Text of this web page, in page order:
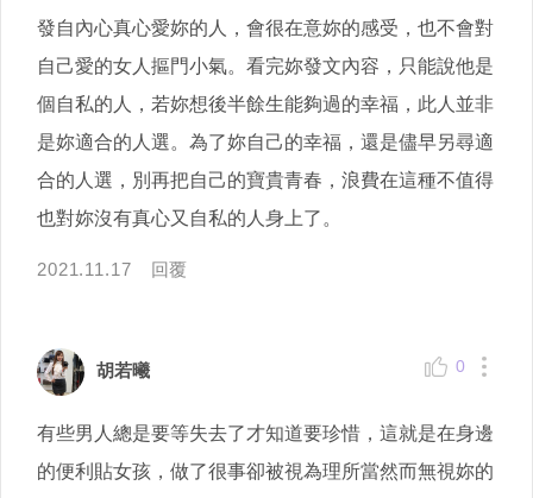
發自內心真心愛妳的人，會很在意妳的感受，也不會對
自己愛的女人摳門小氣。看完妳發文內容，只能說他是
個自私的人，若妳想後半餘生能夠過的幸福，此人並非
是妳適合的人選。為了妳自己的幸福，還是儘早另尋適
合的人選，別再把自己的寶貴青春，浪費在這種不值得
也對妳沒有真心又自私的人身上了。
2021.11.17 回覆
胡若曦 0
有些男人總是要等失去了才知道要珍惜，這就是在身邊
的便利貼女孩，做了很事卻被視為理所當然而無視妳的